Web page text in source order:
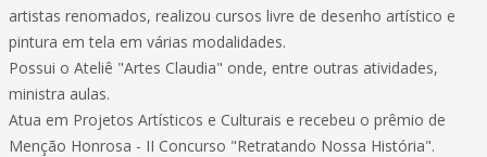
artistas renomados, realizou cursos livre de desenho artístico e
pintura em tela em várias modalidades.
Possui o Ateliê "Artes Claudia" onde, entre outras atividades,
ministra aulas.
Atua em Projetos Artísticos e Culturais e recebeu o prêmio de
Menção Honrosa - II Concurso "Retratando Nossa História".